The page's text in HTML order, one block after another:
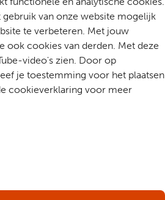
van onze website mogelijk
te verbeteren. Met jouw
ook cookies van derden. Met deze
video's zien. Door op
je toestemming voor het plaatsen
cookieverklaring voor meer